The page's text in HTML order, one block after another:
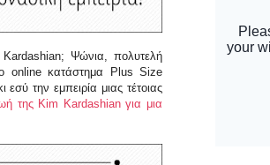
Kardashian; Ψώνια, πολυτελή
onlineκατάστημα Plus Size
την εμπειρία μιας τέτοιας
της Kim Kardashian για μια